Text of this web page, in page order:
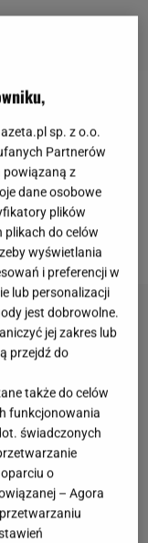
fanów, że za
na galiFame
w stałym
do walki musiał
że pojawi się
sp. z o.o.
Partnerów
powiązaną z
dane osobowe
plików
plikach do celów
wyświetlania
i preferencji w
lub personalizacji
jest dobrowolne.
jej zakres lub
przejdź do
także do celów
funkcjonowania
świadczonych
o
– Agora